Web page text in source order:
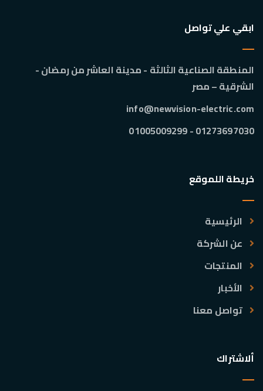
ابقي علي تواصل
المنطقة الصناعية الثالثة - مدينة العاشر من رمضان -
الشرقية – مصر
info@newvision-electric.com
01273697030 - 01005009299
خريطة اللموقع
الرئيسية
عن الشركة
المنتجات
الأخبار
تواصل معنا
ألاشتراك